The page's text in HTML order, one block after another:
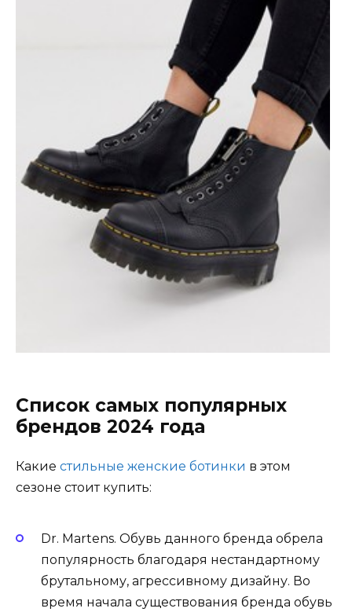
Список самых популярных
брендов 2024 года
Какие стильные женские ботинки в этом
сезоне стоит купить:
Dr. Martens. Обувь данного бренда обрела
популярность благодаря нестандартному
брутальному, агрессивному дизайну. Во
время начала существования бренда обувь